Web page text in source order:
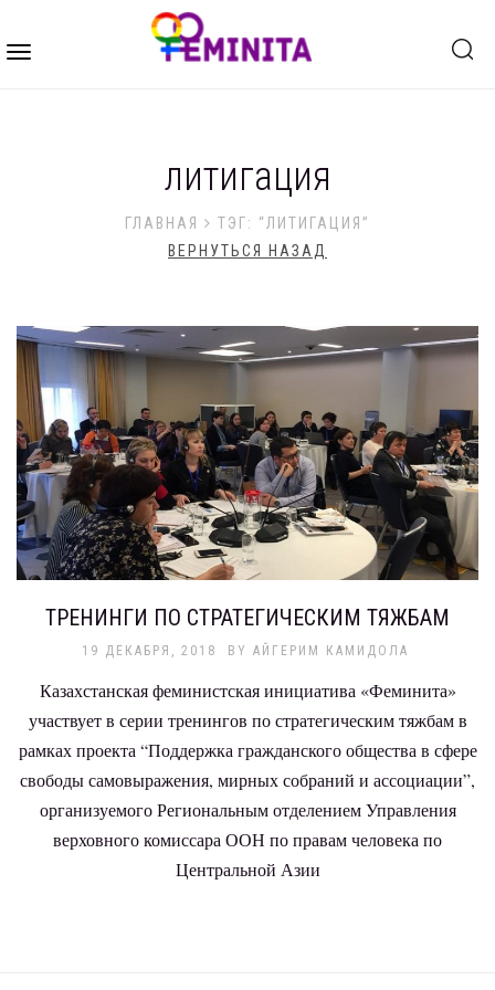
Toggle
литигация
ГЛАВНАЯ
ТЭГ: “ЛИТИГАЦИЯ”
ВЕРНУТЬСЯ НАЗАД
ТРЕНИНГИ ПО СТРАТЕГИЧЕСКИМ ТЯЖБАМ
19 ДЕКАБРЯ, 2018 BY АЙГЕРИМ КАМИДОЛА
Казахстанская феминистская инициатива «Феминита»
участвует в серии тренингов по стратегическим тяжбам в
рамках проекта “Поддержка гражданского общества в сфере
свободы самовыражения, мирных собраний и ассоциации”,
организуемого Региональным отделением Управления
верховного комиссара ООН по правам человека по
Центральной Азии